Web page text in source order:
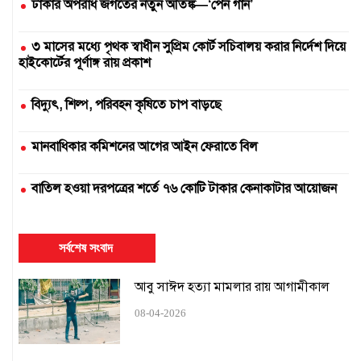
ঢাকার অপরাধ জগতের নতুন আতঙ্ক—‘পেন গান’
৩ মাসের মধ্যে পৃথক স্বাধীন সুপ্রিম কোর্ট সচিবালয় করার নির্দেশ দিয়ে
হাইকোর্টের পূর্ণাঙ্গ রায় প্রকাশ
বিদ্যুৎ, শিল্প, পরিবহন কৃষিতে চাপ বাড়ছে
মানবাধিকার কমিশনের আগের আইন ফেরাতে বিল
বাতিল হওয়া দরপত্রের শর্তে ৭৬ কোটি টাকার কেনাকাটার আয়োজন
দুই সার কারখানা বন্ধ, আরেকটি বন্ধের পথে
১৬ ঘণ্টায়ও স্বাভাবিক হয়নি সিলেটের সঙ্গে রেল যোগাযোগ
সর্বশেষ সংবাদ
আবু সাঈদ হত্যা মামলার রায় আগামীকাল
08-04-2026